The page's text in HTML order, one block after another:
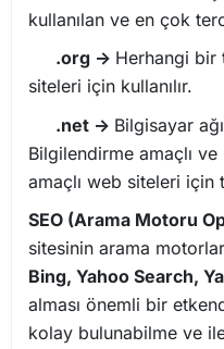
kullanılan ve en çok
.org -> Herhangi bir
siteleri için kullanılır.
.net -> Bilgisayar
Bilgilendirme amaçlı
amaçlı web siteleri için
SEO (Arama Motoru
sitesinin arama
Bing, Yahoo Search,
alması önemli bir
kolay bulunabilme ve